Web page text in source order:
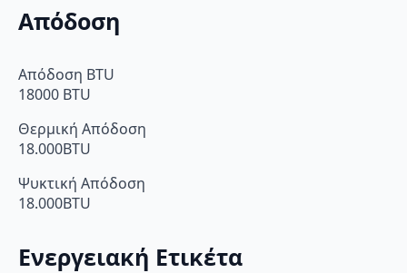
Απόδοση
Απόδοση BTU
18000 BTU
Θερμική Απόδοση
18.000BTU
Ψυκτική Απόδοση
18.000BTU
Ενεργειακή Ετικέτα